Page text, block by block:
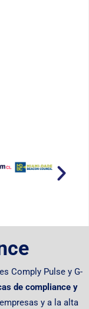
Comply Pulse y G-
de compliance y
y a la alta